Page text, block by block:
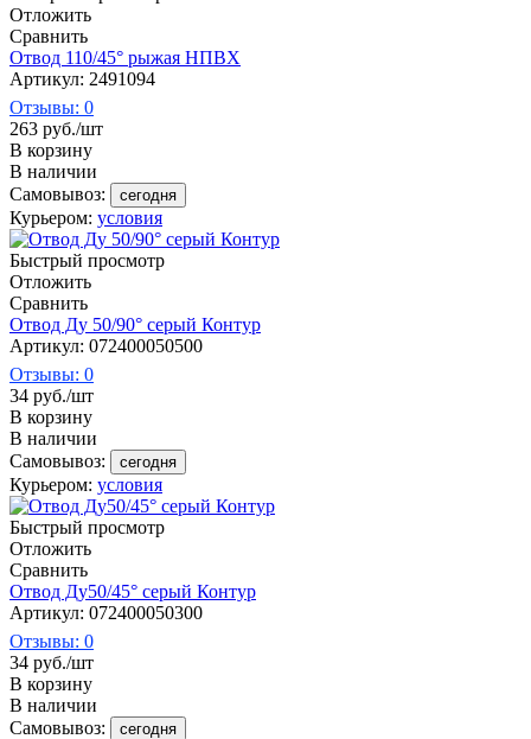
Отложить
Сравнить
Отвод 110/45° рыжая НПВХ
Артикул: 2491094
Отзывы: 0
263 руб./шт
В корзину
В наличии
Самовывоз:
сегодня
Курьером: условия
Быстрый просмотр
Отложить
Сравнить
Отвод Ду 50/90° серый Контур
Артикул: 072400050500
Отзывы: 0
34 руб./шт
В корзину
В наличии
Самовывоз:
сегодня
Курьером: условия
Быстрый просмотр
Отложить
Сравнить
Отвод Ду50/45° серый Контур
Артикул: 072400050300
Отзывы: 0
34 руб./шт
В корзину
В наличии
Самовывоз:
сегодня